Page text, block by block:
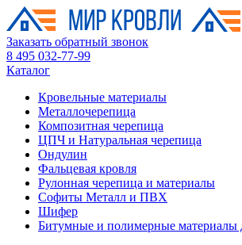
Заказать обратный звонок
8 495 032-77-99
Каталог
Кровельные материалы
Металлочерепица
Композитная черепица
ЦПЧ и Натуральная черепица
Ондулин
Фальцевая кровля
Рулонная черепица и материалы
Софиты Металл и ПВХ
Шифер
Битумные и полимерные материалы